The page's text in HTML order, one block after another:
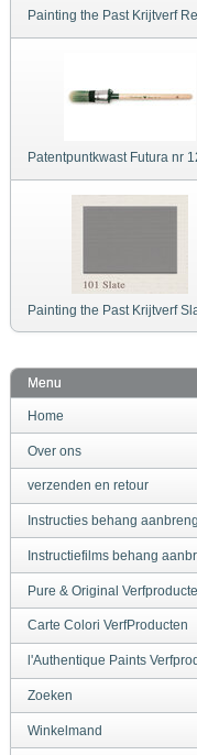
Painting the Past Krijtverf
Patentpuntkwast Futura nr
Painting the Past Krijtverf
Menu
Home
Over ons
verzenden en retour
Instructies behang
Instructiefilms behang
Pure & Original
Carte Colori VerfProducten
l'Authentique Paints
Zoeken
Winkelmand